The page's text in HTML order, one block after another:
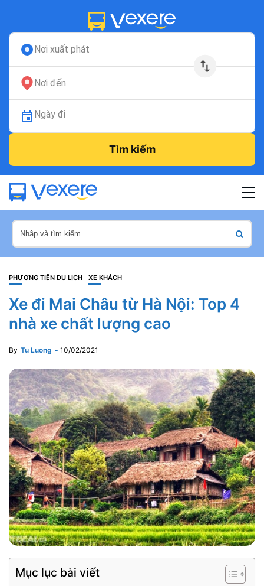
Nơi xuất phát
Nơi đến
Ngày đi
Tìm kiếm
PHƯƠNG TIỆN DU LỊCH XE KHÁCH
Xe đi Mai Châu từ Hà Nội: Top 4
nhà xe chất lượng cao
By Tu Luong 10/02/2021
Mục lục bài viết